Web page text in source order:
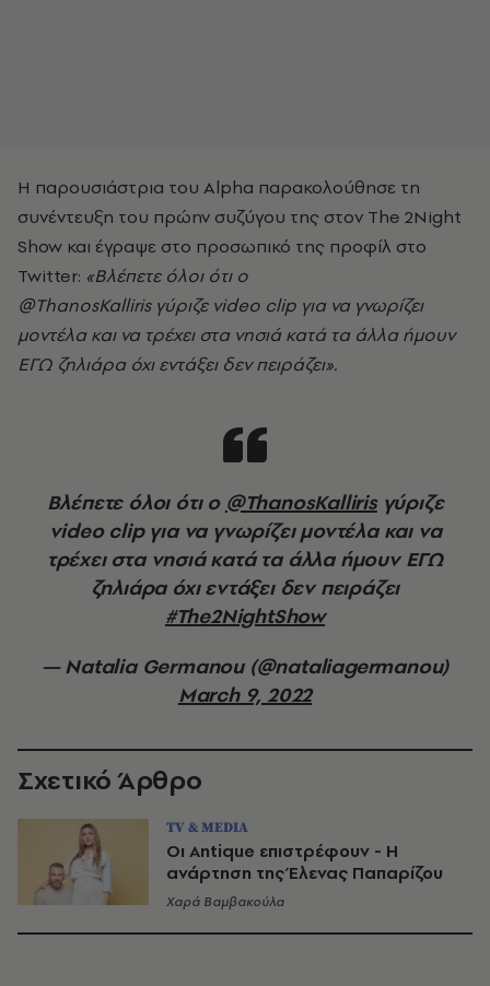
Η παρουσιάστρια του Alpha παρακολούθησε τη
συνέντευξη του πρώην συζύγου της στον The 2Night
Show και έγραψε στο προσωπικό της προφίλ στο
Twitter: «Βλέπετε όλοι ότι ο
@ThanosKalliris γύριζε video clip για να γνωρίζει
μοντέλα και να τρέχει στα νησιά κατά τα άλλα ήμουν
ΕΓΩ ζηλιάρα όχι εντάξει δεν πειράζει».
Βλέπετε όλοι ότι ο @ThanosKallirisγύριζε
video clip για να γνωρίζει μοντέλα και να
τρέχει στα νησιά κατά τα άλλα ήμουν ΕΓΩ
ζηλιάρα όχι εντάξει δεν πειράζει
#The2NightShow
— Natalia Germanou (@nataliagermanou)
March 9, 2022
Σχετικό Άρθρο
TV & MEDIA
Οι Antique επιστρέφουν - Η
ανάρτηση της Έλενας Παπαρίζου
Χαρά Βαμβακούλα